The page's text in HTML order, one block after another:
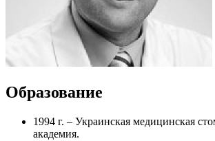
Образование
1994 г. – Украинская медицинская
академия.